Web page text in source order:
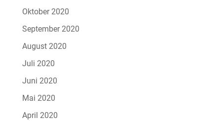
Oktober 2020
September 2020
August 2020
Juli 2020
Juni 2020
Mai 2020
April 2020